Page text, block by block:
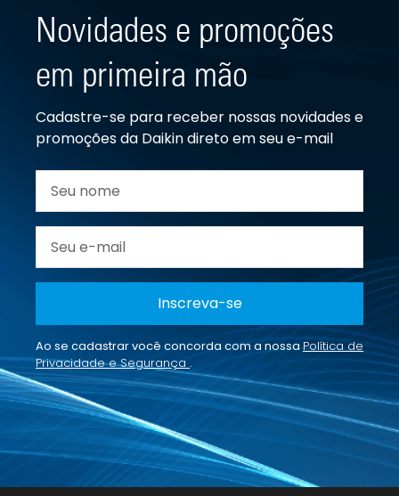
Novidades e promoções
em primeira mão
Cadastre-se para receber nossas novidades e
promoções da Daikin direto em seu e-mail
Inscreva-se
Ao se cadastrar você concorda com a nossaPolítica de
Privacidade e Segurança .